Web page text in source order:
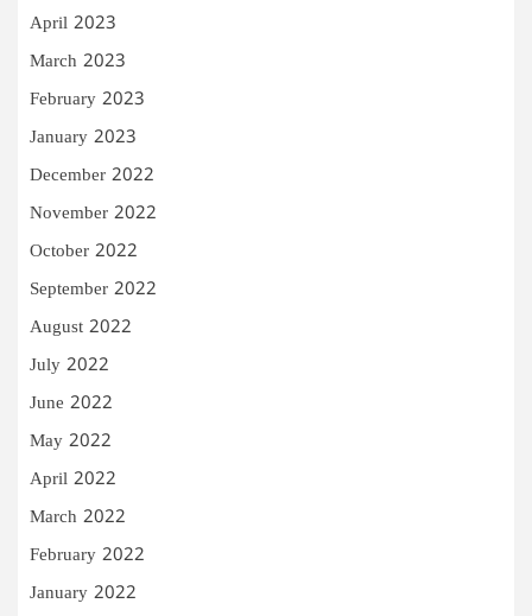
April 2023
March 2023
February 2023
January 2023
December 2022
November 2022
October 2022
September 2022
August 2022
July 2022
June 2022
May 2022
April 2022
March 2022
February 2022
January 2022